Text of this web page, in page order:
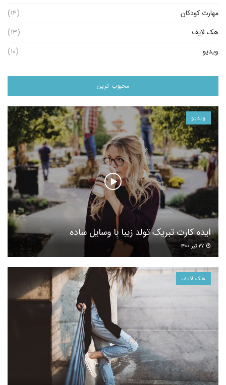
مهارت کودکان
(۱۴)
هک لایف
(۱۳)
ویدیو
(۱۰)
محبوب ترین
ویدیو
ایده کارت تبریک تولد زیبا با وسایل ساده
هک لایف